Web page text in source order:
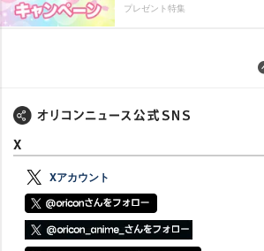
プレゼント特集
X
Xアカウント